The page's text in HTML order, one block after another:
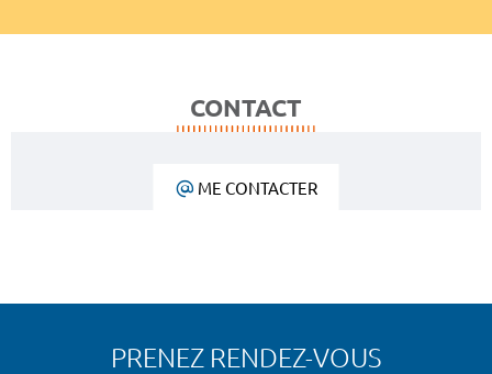
CONTACT
ME CONTACTER
PRENEZ RENDEZ-VOUS